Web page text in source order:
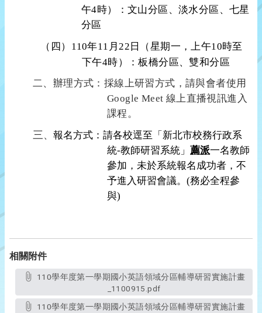
午4時）
：文山分區、淡水分區、七星
分區
（四） 110年11 月22 日（星期一，上午10時至
下午4時）
：板橋分區、雙和分區
二、辦理方式：採線上研習方式，請與會者使用
Google Meet 線上直播視訊進入
課程。
三、報名方式：請各校逕至「新北市校務行政系
統-教師研習系統」 薦派一名教師
參加，未於系統報名成功者，不
予進入研習會議。(務必全程參
與)
相關附件
_1100915.pdf